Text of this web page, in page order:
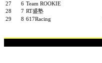
27
6 Team ROOKIE
28
7 RT盛塾
29
8 617Racing